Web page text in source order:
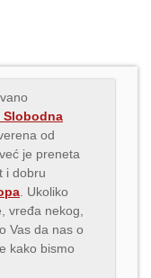
Slobodna
od
je preneta
i dobru
. Ukoliko
vređa nekog,
Vas da nas o
kako bismo